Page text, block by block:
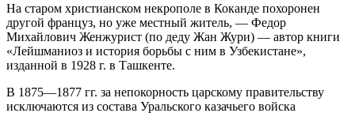
На старом христианском некрополе в Коканде похоронен
другой француз, но уже местный житель, — Федор
Михайлович Женжурист (по деду Жан Жури) — автор книги
«Лейшманиоз и история борьбы с ним в Узбекистане»,
изданной в 1928 г. в Ташкенте.
В 1875—1877 гг. за непокорность царскому правительству
исключаются из состава Уральского казачьего войска